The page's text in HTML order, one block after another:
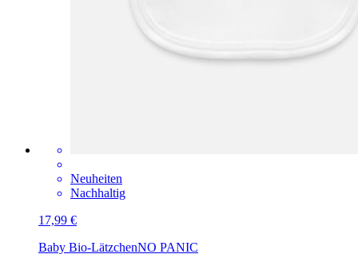
Neuheiten
Nachhaltig
17,99 €
Baby Bio-LätzchenNO PANIC